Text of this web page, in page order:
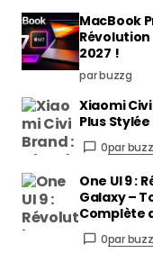
MacBook
2027 !
par buzzg
Xiaomi
Plus
0par
One UI 9 :
Galaxy –
Complète
0par